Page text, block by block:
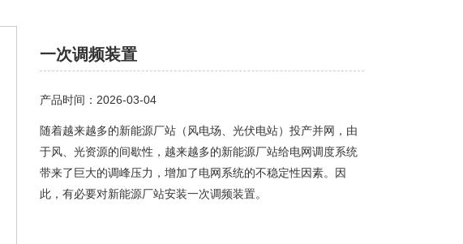
一次调频装置
产品时间：2026-03-04
随着越来越多的新能源厂站（风电场、光伏电站）投产并网，由
于风、光资源的间歇性，越来越多的新能源厂站给电网调度系统
带来了巨大的调峰压力，增加了电网系统的不稳定性因素。因
此，有必要对新能源厂站安装一次调频装置。